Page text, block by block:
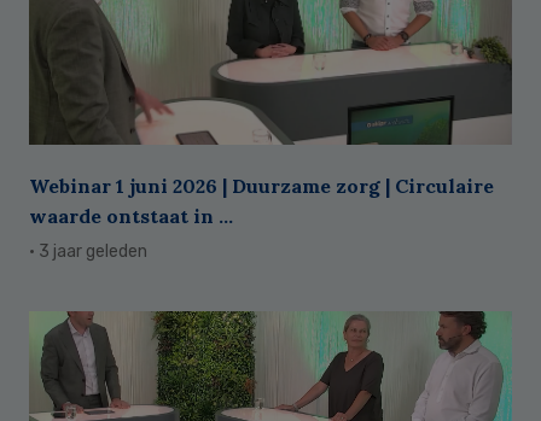
Webinar 1 juni 2026 | Duurzame zorg | Circulaire
waarde ontstaat in ...
· 3 jaar geleden